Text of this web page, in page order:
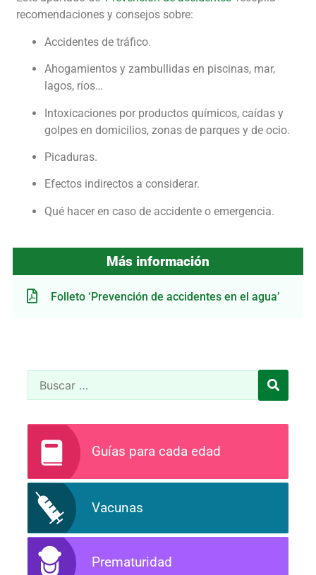
recomendaciones y consejos sobre:
Accidentes de tráfico.
Ahogamientos y zambullidas en piscinas, mar,
lagos, ríos…
Intoxicaciones por productos químicos, caídas y
golpes en domicilios, zonas de parques y de ocio.
Picaduras.
Efectos indirectos a considerar.
Qué hacer en caso de accidente o emergencia.
Más información
Folleto ‘Prevención de accidentes en el agua’
Guías para cada edad
Vacunas
Prematuridad